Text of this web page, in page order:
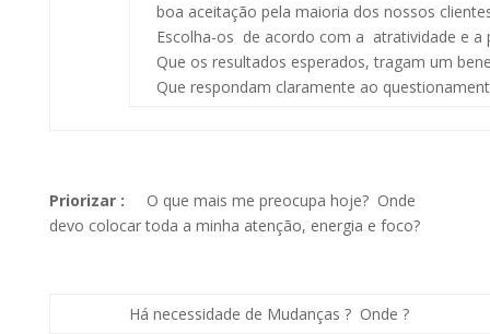
boa aceitação pela maioria dos nossos
Escolha-os de acordo com a atratividade e a
Que os resultados esperados, tragam um
Que respondam claramente ao
Priorizar : O que mais me preocupa hoje? Onde
devo colocar toda a minha atenção, energia e foco?
Há necessidade de Mudanças ? Onde ?